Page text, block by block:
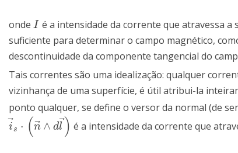
onde I
I é a intensidade da corrente que atravessa a
suficiente para determinar o campo magnético,
descontinuidade da componente tangencial do
Tais correntes são uma idealização: qualquer
vizinhança de uma superfície, é útil atribui-la
ponto qualquer, se define o versor da normal (de
is ⋅ (n⃗ ∧ dl ⃗
)
i→ s ( n→∧ dl→ é a intensidade da corrente que